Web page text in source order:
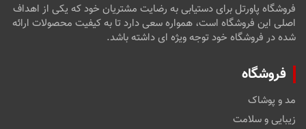
فروشگاه پاورتل برای دستیابی به رضایت مشتریان خود که یکی از اهداف
اصلی این فروشگاه است، همواره سعی دارد تا به کیفیت محصولات ارائه
شده در فروشگاه خود توجه ویژه ای داشته باشد.
فروشگاه
مد و پوشاک
زیبایی و سلامت